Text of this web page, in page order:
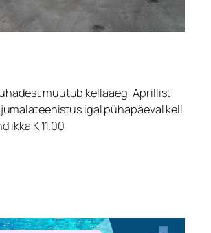
muutub kellaaeg! Aprillist
igal pühapäeval kell
ikka K 11.00